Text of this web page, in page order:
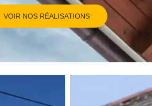
VOIR NOS RÉALISATIONS